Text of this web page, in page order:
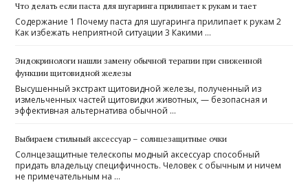
Что делать если паста для шугаринга прилипает к рукам и тает
Содержание 1 Почему паста для шугаринга прилипает к рукам 2
Как избежать неприятной ситуации 3 Какими …
Эндокринологи нашли замену обычной терапии при сниженной
функции щитовидной железы
Высушенный экстракт щитовидной железы, полученный из
измельченных частей щитовидки животных, — безопасная и
эффективная альтернатива обычной …
Выбираем стильный аксессуар – солнцезащитные очки
Солнцезащитные телескопы модный аксессуар способный
придать владельцу специфичность. Человек с обычным и ничем
не примечательным на …